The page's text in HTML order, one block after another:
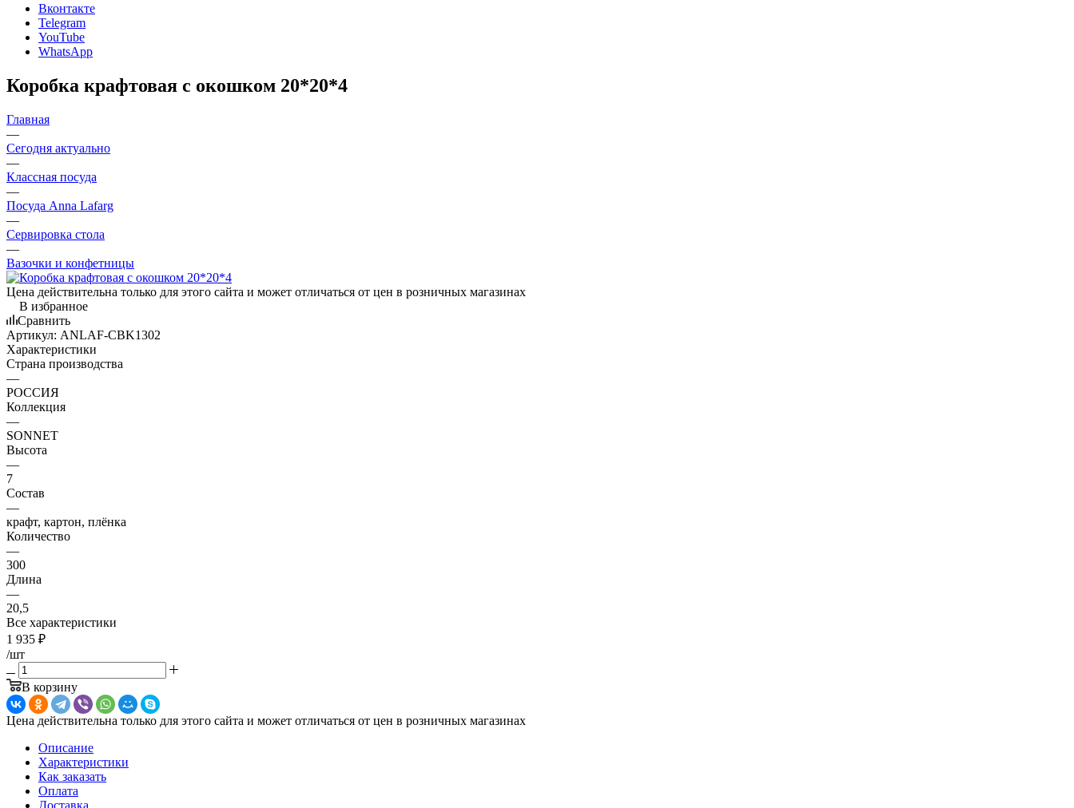
Вконтакте
Telegram
YouTube
WhatsApp
Коробка крафтовая с окошком 20*20*4
Главная
—
Сегодня актуально
—
Классная посуда
—
Посуда Anna Lafarg
—
Сервировка стола
—
Вазочки и конфетницы
Цена действительна только для этого сайта и может отличаться от цен в розничных магазинах
В избранное
Сравнить
Артикул: ANLAF-CBK1302
Характеристики
Страна производства
—
РОССИЯ
Коллекция
—
SONNET
Высота
—
7
Состав
—
крафт, картон, плёнка
Количество
—
300
Длина
—
20,5
Все характеристики
1 935 ₽
/шт
В корзину
Цена действительна только для этого сайта и может отличаться от цен в розничных магазинах
Описание
Характеристики
Как заказать
Оплата
Доставка